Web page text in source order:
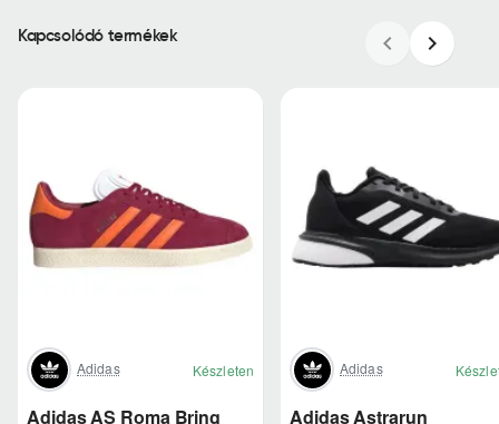
Kapcsolódó termékek
Adidas Készleten
Adidas AS Roma Bring
Adidas
Adidas Astrarun